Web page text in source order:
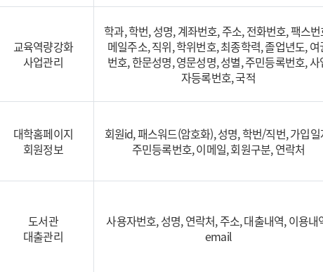
교육역량강화
사업관리
학과, 학번, 성명, 계좌번호, 주소, 전화번호, 팩스
메일주소, 직위, 학위번호, 최종학력, 졸업년도, 여
번호, 한문성명, 영문성명, 성별, 주민등록번호, 사
자등록번호, 국적
대학홈페이지
회원정보
회원id, 패스워드(암호화), 성명, 학번/직번, 가입일
주민등록번호, 이메일, 회원구분, 연락처
도서관
대출관리
사용자번호, 성명, 연락처, 주소, 대출내역, 이용내
email